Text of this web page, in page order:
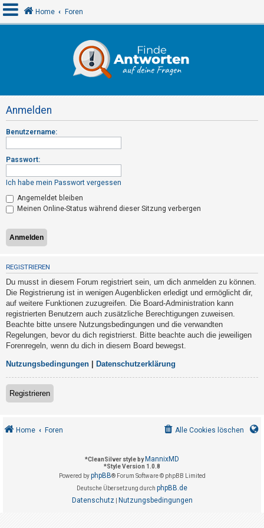
e
l
d
e
n
R
e
g
i
t
r
i
e
r
e
U
b
e
Home Foren
Anmelden
Benutzername:
Passwort:
Ich habe mein Passwort vergessen
Angemeldet bleiben
Meinen Online-Status während dieser Sitzung verbergen
REGISTRIEREN
Du musst in diesem Forum registriert sein, um dich anmelden zu können.
Die Registrierung ist in wenigen Augenblicken erledigt und ermöglicht dir,
auf weitere Funktionen zuzugreifen. Die Board-Administration kann
registrierten Benutzern auch zusätzliche Berechtigungen zuweisen.
Beachte bitte unsere Nutzungsbedingungen und die verwandten
Regelungen, bevor du dich registrierst. Bitte beachte auch die jeweiligen
Forenregeln, wenn du dich in diesem Board bewegst.
Nutzungsbedingungen Datenschutzerklärung
Registrieren
Home Foren Alle Cookies löschen
*CleanSilver style by MannixMD
*Style Version 1.0.8
Powered byphpBB® Forum Software © phpBB Limited
Deutsche Übersetzung durch phpBB.de
Datenschutz| Nutzungsbedingungen